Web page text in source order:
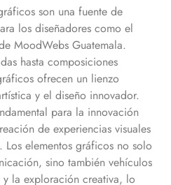
son una fuente de
los diseñadores como el
MoodWebs Guatemala.
hasta composiciones
ofrecen un lienzo
y el diseño innovador.
para la innovación
de experiencias visuales
Los elementos gráficos no solo
sino también vehículos
la exploración creativa, lo